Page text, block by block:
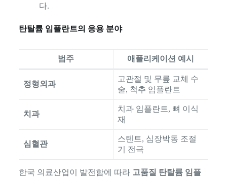
다.
탄탈륨 임플란트의 응용 분야
범주 애플리케이션 예시
정형외과
고관절 및 무릎 교체 수
술, 척추 임플란트
치과
치과 임플란트, 뼈 이식
재
심혈관
스텐트, 심장박동 조절
기 전극
한국 의료산업이 발전함에 따라 고품질 탄탈륨 임플